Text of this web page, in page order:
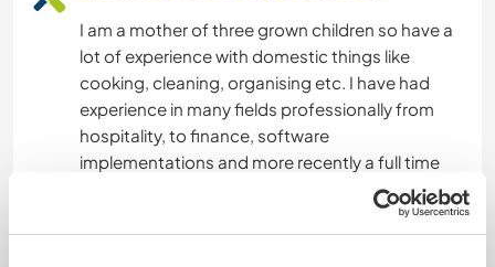
ANIMAUX
I am a mother of three grown children so have a
lot of experience with domestic things like
cooking, cleaning, organising etc. I have had
experience in many fields professionally from
hospitality, to finance, software
implementations and more recently a full time
carer for my elderly parents during covid. I am a
kind of do it yourself person so like to try my
hand at most things. Recently I have become